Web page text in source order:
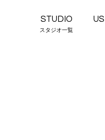
STUDIO
スタジオ一覧